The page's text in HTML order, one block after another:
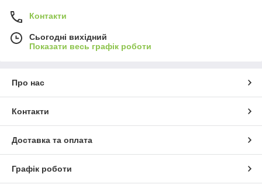
Контакти
Сьогодні вихідний
Показати весь графік роботи
Про нас
Контакти
Доставка та оплата
Графік роботи